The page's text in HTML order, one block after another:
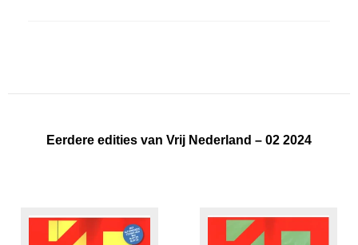
Eerdere edities van Vrij Nederland – 02 2024